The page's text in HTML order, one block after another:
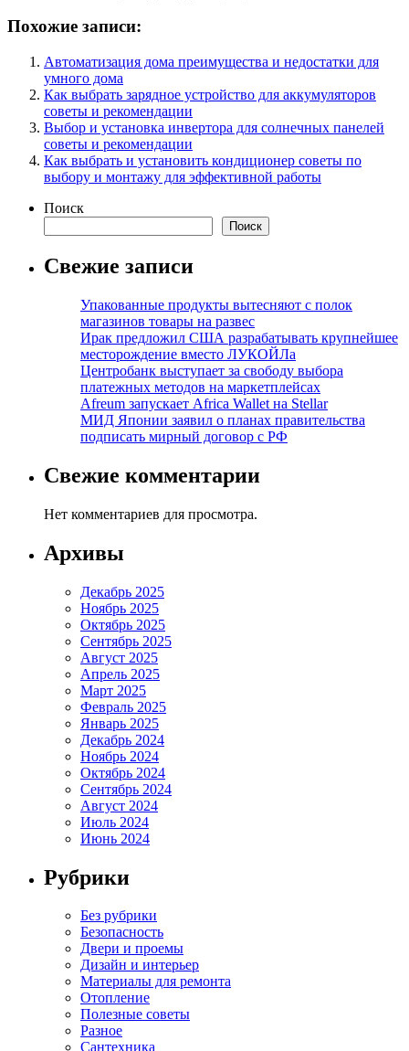
Похожие записи:
Автоматизация дома преимущества и недостатки для
умного дома
Как выбрать зарядное устройство для аккумуляторов
советы и рекомендации
Выбор и установка инвертора для солнечных панелей
советы и рекомендации
Как выбрать и установить кондиционер советы по
выбору и монтажу для эффективной работы
Поиск
Поиск
Свежие записи
Упакованные продукты вытесняют с полок
магазинов товары на развес
Ирак предложил США разрабатывать крупнейшее
месторождение вместо ЛУКОЙЛа
Центробанк выступает за свободу выбора
платежных методов на маркетплейсах
Afreum запускает Africa Wallet на Stellar
МИД Японии заявил о планах правительства
подписать мирный договор с РФ
Свежие комментарии
Нет комментариев для просмотра.
Архивы
Декабрь 2025
Ноябрь 2025
Октябрь 2025
Сентябрь 2025
Август 2025
Апрель 2025
Март 2025
Февраль 2025
Январь 2025
Декабрь 2024
Ноябрь 2024
Октябрь 2024
Сентябрь 2024
Август 2024
Июль 2024
Июнь 2024
Рубрики
Без рубрики
Безопасность
Двери и проемы
Дизайн и интерьер
Материалы для ремонта
Отопление
Полезные советы
Разное
Сантехника